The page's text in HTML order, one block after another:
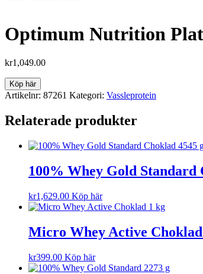
Optimum Nutrition
kr1,049.00
Köp här
Artikelnr: 87261 Kategori: Vassleprotein
Relaterade produkter
100% Whey Gold Standard
kr1,629.00 Köp här
Micro Whey Active
kr399.00 Köp här